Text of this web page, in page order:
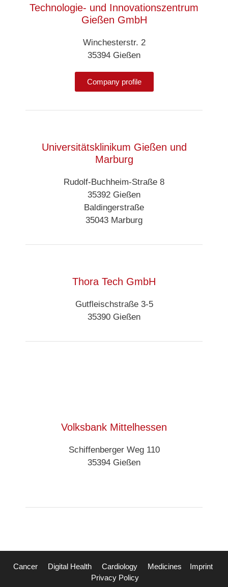
Technologie- und Innovationszentrum
Gießen GmbH
Winchesterstr. 2
35394 Gießen
Company profile
Universitätsklinikum Gießen und
Marburg
Rudolf-Buchheim-Straße 8
35392 Gießen
Baldingerstraße
35043 Marburg
Thora Tech GmbH
Gutfleischstraße 3-5
35390 Gießen
Volksbank Mittelhessen
Schiffenberger Weg 110
35394 Gießen
Cancer Digital Health Cardiology Medicines Imprint
Privacy Policy